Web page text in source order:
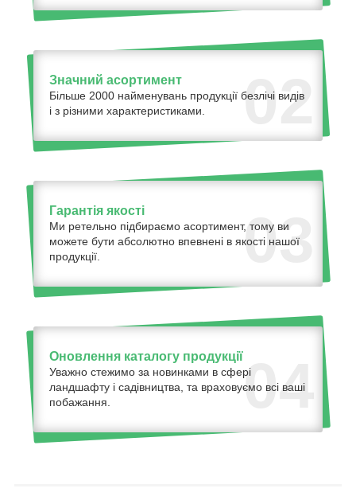
02
Значний асортимент
Більше 2000 найменувань продукції безлічі видів
і з різними характеристиками.
03
Гарантія якості
Ми ретельно підбираємо асортимент, тому ви
можете бути абсолютно впевнені в якості нашої
продукції.
04
Оновлення каталогу продукції
Уважно стежимо за новинками в сфері
ландшафту і садівництва, та враховуємо всі ваші
побажання.